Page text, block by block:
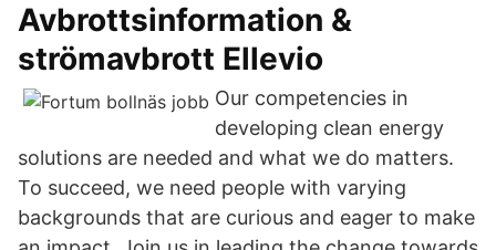
Avbrottsinformation &
strömavbrott Ellevio
Our competencies in
developing clean energy
solutions are needed and what we do matters.
To succeed, we need people with varying
backgrounds that are curious and eager to make